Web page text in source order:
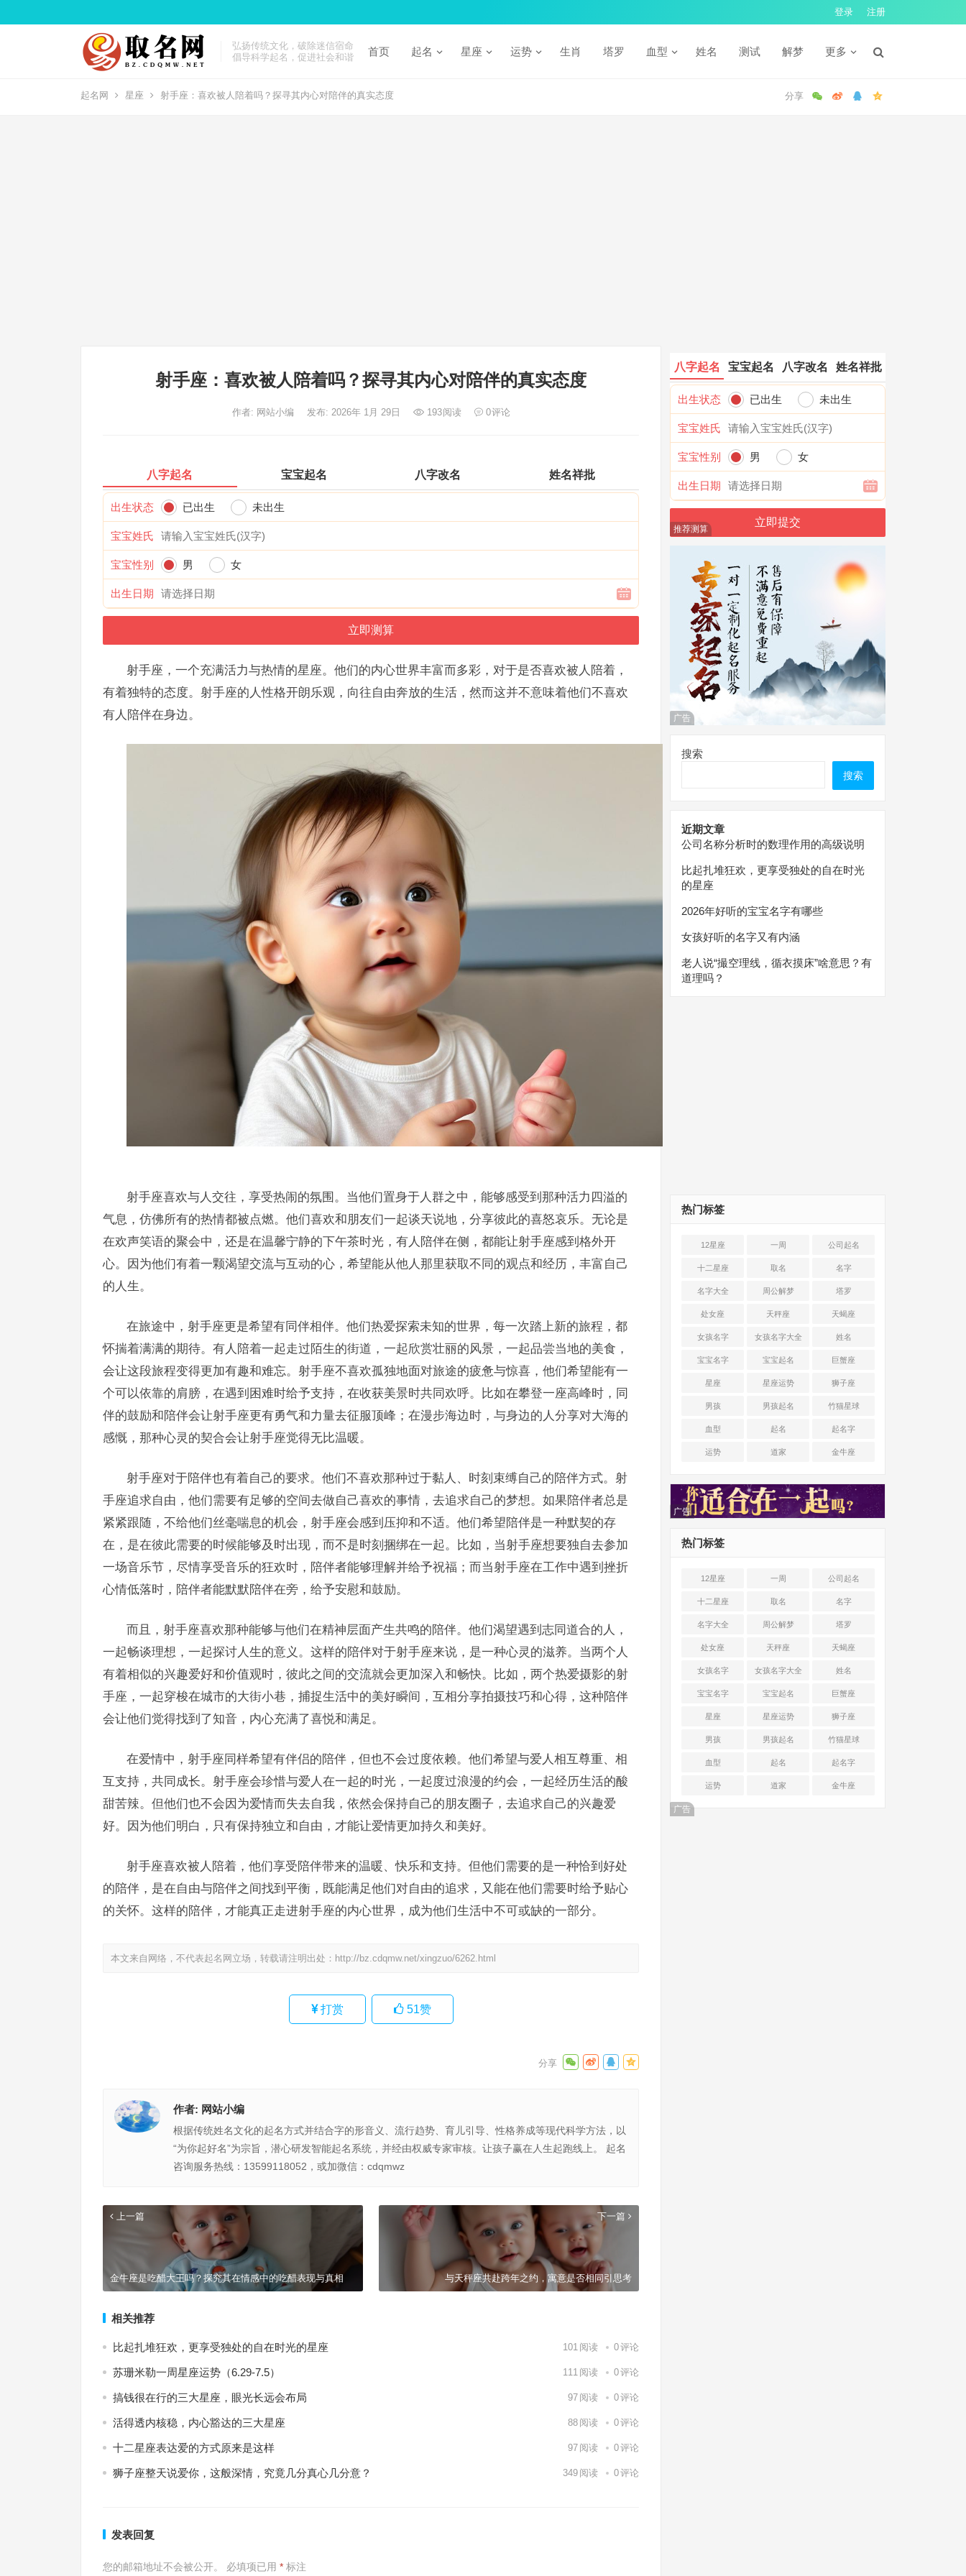
登录 注册
弘扬传统文化，破除迷信宿命
倡导科学起名，促进社会和谐
首页 起名 星座 运势 生肖 塔罗 血型 姓名 测试 解梦 更多
起名网 星座 射手座：喜欢被人陪着吗？探寻其内心对陪伴的真实态度
射手座：喜欢被人陪着吗？探寻其内心对陪伴的真实态度
作者: 网站小编 发布: 2026年 1月 29日 193阅读 0评论
八字起名 宝宝起名 八字改名 姓名祥批
出生状态 已出生 未出生
宝宝姓氏
宝宝性别 男 女
出生日期
射手座，一个充满活力与热情的星座。他们的内心世界丰富而多彩，对于是否喜欢被人陪着，
有着独特的态度。射手座的人性格开朗乐观，向往自由奔放的生活，然而这并不意味着他们不喜欢
有人陪伴在身边。
射手座喜欢与人交往，享受热闹的氛围。当他们置身于人群之中，能够感受到那种活力四溢的
气息，仿佛所有的热情都被点燃。他们喜欢和朋友们一起谈天说地，分享彼此的喜怒哀乐。无论是
在欢声笑语的聚会中，还是在温馨宁静的下午茶时光，有人陪伴在侧，都能让射手座感到格外开
心。因为他们有着一颗渴望交流与互动的心，希望能从他人那里获取不同的观点和经历，丰富自己
的人生。
在旅途中，射手座更是希望有同伴相伴。他们热爱探索未知的世界，每一次踏上新的旅程，都
怀揣着满满的期待。有人陪着一起走过陌生的街道，一起欣赏壮丽的风景，一起品尝当地的美食，
会让这段旅程变得更加有趣和难忘。射手座不喜欢孤独地面对旅途的疲惫与惊喜，他们希望能有一
个可以依靠的肩膀，在遇到困难时给予支持，在收获美景时共同欢呼。比如在攀登一座高峰时，同
伴的鼓励和陪伴会让射手座更有勇气和力量去征服顶峰；在漫步海边时，与身边的人分享对大海的
感慨，那种心灵的契合会让射手座觉得无比温暖。
射手座对于陪伴也有着自己的要求。他们不喜欢那种过于黏人、时刻束缚自己的陪伴方式。射
手座追求自由，他们需要有足够的空间去做自己喜欢的事情，去追求自己的梦想。如果陪伴者总是
紧紧跟随，不给他们丝毫喘息的机会，射手座会感到压抑和不适。他们希望陪伴是一种默契的存
在，是在彼此需要的时候能够及时出现，而不是时刻捆绑在一起。比如，当射手座想要独自去参加
一场音乐节，尽情享受音乐的狂欢时，陪伴者能够理解并给予祝福；而当射手座在工作中遇到挫折
心情低落时，陪伴者能默默陪伴在旁，给予安慰和鼓励。
而且，射手座喜欢那种能够与他们在精神层面产生共鸣的陪伴。他们渴望遇到志同道合的人，
一起畅谈理想，一起探讨人生的意义。这样的陪伴对于射手座来说，是一种心灵的滋养。当两个人
有着相似的兴趣爱好和价值观时，彼此之间的交流就会更加深入和畅快。比如，两个热爱摄影的射
手座，一起穿梭在城市的大街小巷，捕捉生活中的美好瞬间，互相分享拍摄技巧和心得，这种陪伴
会让他们觉得找到了知音，内心充满了喜悦和满足。
在爱情中，射手座同样希望有伴侣的陪伴，但也不会过度依赖。他们希望与爱人相互尊重、相
互支持，共同成长。射手座会珍惜与爱人在一起的时光，一起度过浪漫的约会，一起经历生活的酸
甜苦辣。但他们也不会因为爱情而失去自我，依然会保持自己的朋友圈子，去追求自己的兴趣爱
好。因为他们明白，只有保持独立和自由，才能让爱情更加持久和美好。
射手座喜欢被人陪着，他们享受陪伴带来的温暖、快乐和支持。但他们需要的是一种恰到好处
的陪伴，是在自由与陪伴之间找到平衡，既能满足他们对自由的追求，又能在他们需要时给予贴心
的关怀。这样的陪伴，才能真正走进射手座的内心世界，成为他们生活中不可或缺的一部分。
本文来自网络，不代表起名网立场，转载请注明出处： http://bz.cdqmw.net/xingzuo/6262.html
打赏 51赞
作者: 网站小编
根据传统姓名文化的起名方式并结合字的形音义、流行趋势、育儿引导、性格养成等现代科学方法，以
“为你起好名”为宗旨，潜心研发智能起名系统，并经由权威专家审核。让孩子赢在人生起跑线上。 起名
咨询服务热线：13599118052，或加微信：cdqmwz
上一篇
金牛座是吃醋大王吗？探究其在情感中的吃醋表现与真相
下一篇
与天秤座共赴跨年之约，寓意是否相同引思考
相关推荐
比起扎堆狂欢，更享受独处的自在时光的星座 101 阅读 0评论
苏珊米勒一周星座运势（6.29-7.5） 111 阅读 0评论
搞钱很在行的三大星座，眼光长远会布局 97 阅读 0评论
活得透内核稳，内心豁达的三大星座 88 阅读 0评论
十二星座表达爱的方式原来是这样 97 阅读 0评论
狮子座整天说爱你，这般深情，究竟几分真心几分意？ 349 阅读 0评论
发表回复
您的邮箱地址不会被公开。 必填项已用 * 标注
八字起名 宝宝起名 八字改名 姓名祥批
出生状态 已出生 未出生
宝宝姓氏
宝宝性别 男 女
出生日期
推荐测算
广告
搜索
搜索
近期文章
公司名称分析时的数理作用的高级说明
比起扎堆狂欢，更享受独处的自在时光
的星座
2026年好听的宝宝名字有哪些
女孩好听的名字又有内涵
老人说“撮空理线，循衣摸床”啥意思？有
道理吗？
热门标签
12星座 一周 公司起名
十二星座 取名 名字
名字大全 周公解梦 塔罗
处女座 天秤座 天蝎座
女孩名字 女孩名字大全 姓名
宝宝名字 宝宝起名 巨蟹座
星座 星座运势 狮子座
男孩 男孩起名 竹猫星球
血型 起名 起名字
运势 道家 金牛座
广告
热门标签
12星座 一周 公司起名
十二星座 取名 名字
名字大全 周公解梦 塔罗
处女座 天秤座 天蝎座
女孩名字 女孩名字大全 姓名
宝宝名字 宝宝起名 巨蟹座
星座 星座运势 狮子座
男孩 男孩起名 竹猫星球
血型 起名 起名字
运势 道家 金牛座
广告